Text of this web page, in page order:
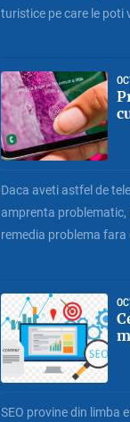
turistice pe care le poti
Daca aveti astfel de
amprenta
remedia problema fara
SEO provine din limba